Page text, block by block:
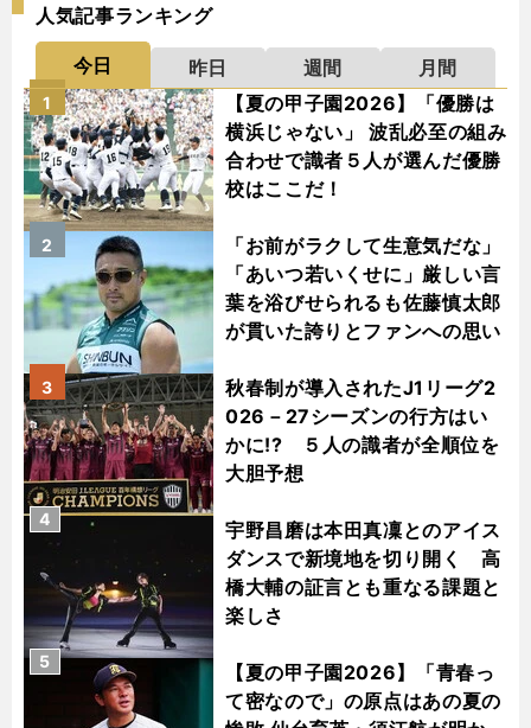
人気記事ランキング
今日 昨日 週間
月間
【夏の甲子園2026】「優勝は
横浜じゃない」 波乱必至の組み
合わせで識者５人が選んだ優勝
校はここだ！
1
「お前がラクして生意気だな」
「あいつ若いくせに」厳しい言
葉を浴びせられるも佐藤慎太郎
が貫いた誇りとファンへの思い
2
秋春制が導入されたJ1リーグ2
026－27シーズンの行方はい
かに!? ５人の識者が全順位を
大胆予想
3
宇野昌磨は本田真凜とのアイス
ダンスで新境地を切り開く 高
橋大輔の証言とも重なる課題と
楽しさ
4
【夏の甲子園2026】「青春っ
て密なので」の原点はあの夏の
5